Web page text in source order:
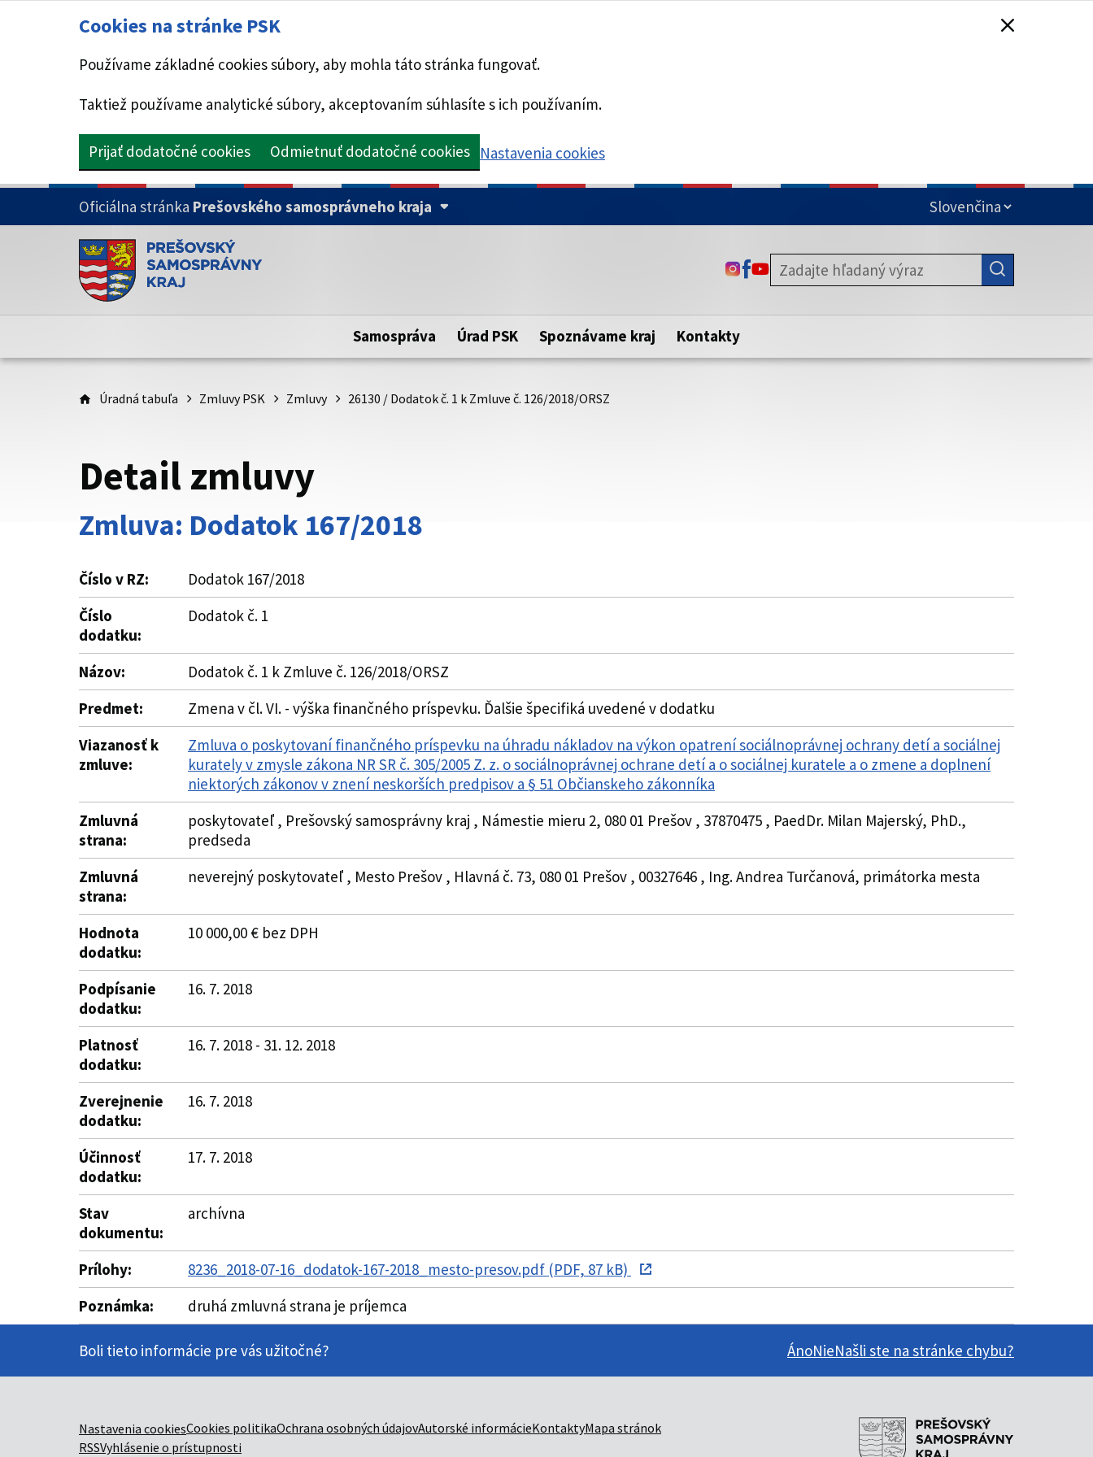
Cookies na stránke PSK
Používame základné cookies súbory, aby mohla táto stránka fungovať.
Taktiež používame analytické súbory, akceptovaním súhlasíte s ich používaním.
Prijať dodatočné cookies Odmietnuť dodatočné cookies Nastavenia cookies
PRESKOČIŤ NA HLAVNÝ OBSAH
Oficiálna stránka Prešovského samosprávneho kraja
Doména psk.sk je oficiálna
Toto je oficiálna webová stránka Prešovského samosprávneho kraja.
Táto stránka je zabezpečená
zabezpečenú webovú stránku. Zabezpečená stránka vždy začína
https:// pred názvom domény webového sídla.
ODKAZ SA OTVORÍ NA NOVEJ KARTE
ODKAZ SA OTVORÍ NA NOVEJ KARTE
ODKAZ SA OTVORÍ NA NOVEJ KARTE
Samospráva Úrad PSK Spoznávame kraj Kontakty
Úradná tabuľa Zmluvy PSK Zmluvy 26130 / Dodatok č. 1 k Zmluve č. 126/2018/ORSZ
Detail zmluvy
Zmluva: Dodatok 167/2018
Číslo v RZ:
Dodatok 167/2018
Číslo
dodatku:
Dodatok č. 1
Názov:
Dodatok č. 1 k Zmluve č. 126/2018/ORSZ
Predmet:
Zmena v čl. VI. - výška finančného príspevku. Ďalšie špecifiká uvedené v dodatku
Viazanosť k
zmluve:
Zmluva o poskytovaní finančného príspevku na úhradu nákladov na výkon opatrení sociálnoprávnej ochrany detí a sociálnej
kurately v zmysle zákona NR SR č. 305/2005 Z. z. o sociálnoprávnej ochrane detí a o sociálnej kuratele a o zmene a doplnení
niektorých zákonov v znení neskorších predpisov a § 51 Občianskeho zákonníka
Zmluvná
strana:
poskytovateľ , Prešovský samosprávny kraj , Námestie mieru 2, 080 01 Prešov , 37870475 , PaedDr. Milan Majerský, PhD.,
predseda
Zmluvná
strana:
neverejný poskytovateľ , Mesto Prešov , Hlavná č. 73, 080 01 Prešov , 00327646 , Ing. Andrea Turčanová, primátorka mesta
Hodnota
dodatku:
10 000,00 € bez DPH
Podpísanie
dodatku:
16. 7. 2018
Platnosť
dodatku:
16. 7. 2018 - 31. 12. 2018
Zverejnenie
dodatku:
16. 7. 2018
Účinnosť
dodatku:
17. 7. 2018
Stav
dokumentu:
archívna
Prílohy:
8236_2018-07-16_dodatok-167-2018_mesto-presov.pdf (PDF, 87 kB)
Poznámka:
druhá zmluvná strana je príjemca
Boli tieto informácie pre vás užitočné? ÁnoNieNašli ste na stránke chybu?
Nastavenia cookiesCookies politikaOchrana osobných údajovAutorské informácieKontaktyMapa stránok
RSSVyhlásenie o prístupnosti